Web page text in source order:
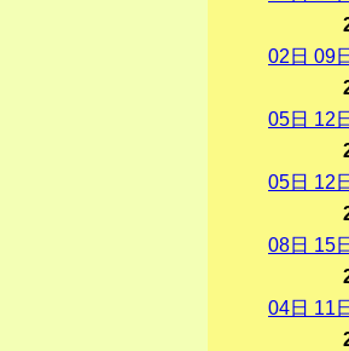
02 日 09日
05日 12 日
05日 12 日
08日 15日
04日 11 日